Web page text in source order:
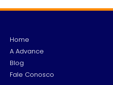
Home
A Advance
Blog
Fale Conosco